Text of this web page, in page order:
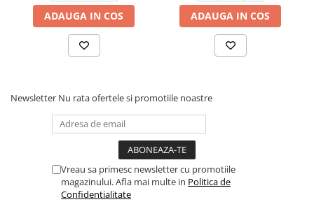
ADAUGA IN COS ADAUGA IN COS
Newsletter Nu rata ofertele si promotiile noastre
Vreau sa primesc newsletter cu promotiile
magazinului. Afla mai multe in Politica de
Confidentialitate